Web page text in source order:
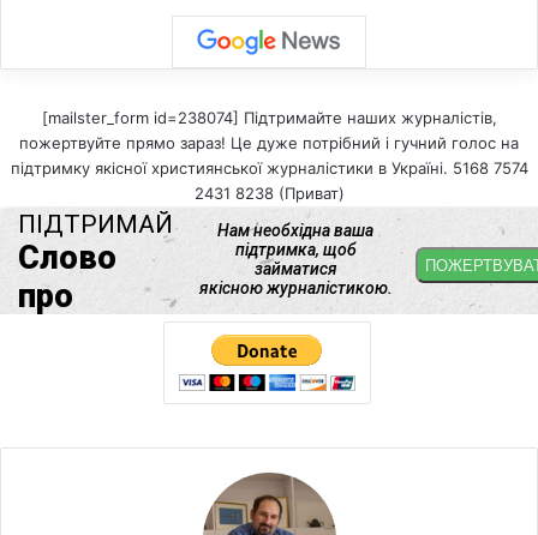
[mailster_form id=238074] Підтримайте наших журналістів,
пожертвуйте прямо зараз! Це дуже потрібний і гучний голос на
підтримку якісної християнської журналістики в Україні. 5168 7574
2431 8238 (Приват)